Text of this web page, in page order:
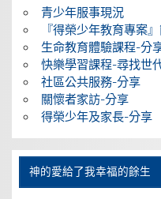
青少年服事現況
『得榮少年教育專案
生命教育體驗課程-分
快樂學習課程-尋找世
社區公共服務-分享
關懷者家訪-分享
得榮少年及家長-分享
神的愛給了我幸福的餘生